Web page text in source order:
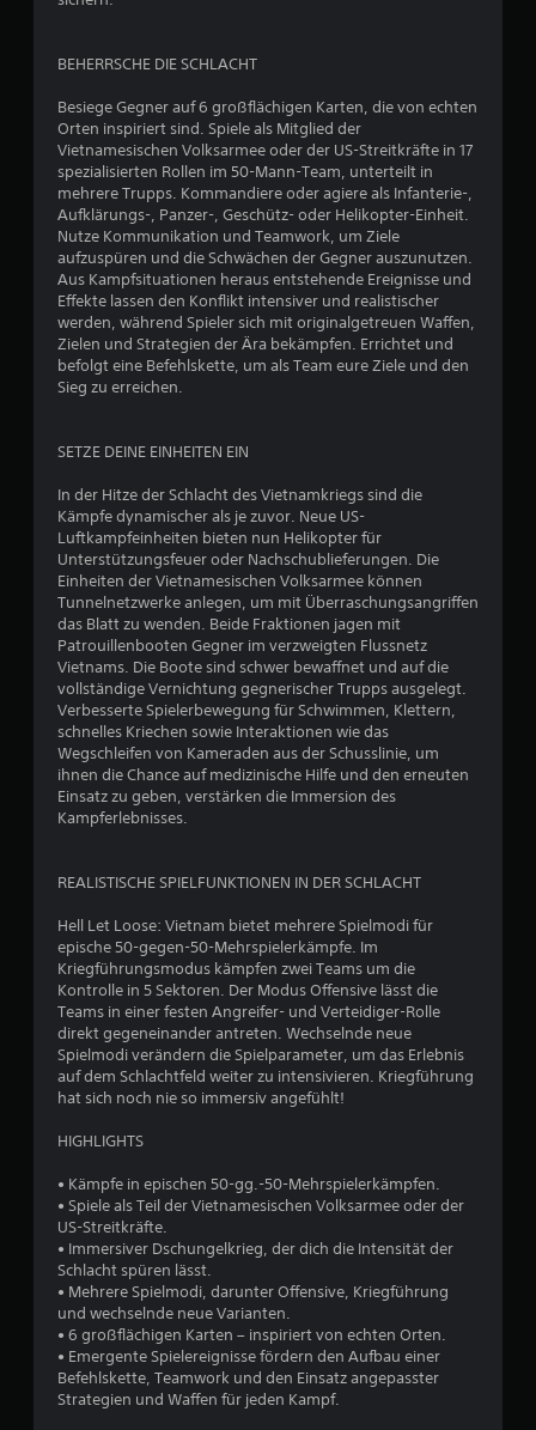
BEHERRSCHE DIE SCHLACHT
Besiege Gegner auf 6 großflächigen Karten, die von echten
Orten inspiriert sind. Spiele als Mitglied der
Vietnamesischen Volksarmee oder der US-Streitkräfte in 17
spezialisierten Rollen im 50-Mann-Team, unterteilt in
mehrere Trupps. Kommandiere oder agiere als Infanterie-,
Aufklärungs-, Panzer-, Geschütz- oder Helikopter-Einheit.
Nutze Kommunikation und Teamwork, um Ziele
aufzuspüren und die Schwächen der Gegner auszunutzen.
Aus Kampfsituationen heraus entstehende Ereignisse und
Effekte lassen den Konflikt intensiver und realistischer
werden, während Spieler sich mit originalgetreuen Waffen,
Zielen und Strategien der Ära bekämpfen. Errichtet und
befolgt eine Befehlskette, um als Team eure Ziele und den
Sieg zu erreichen.
SETZE DEINE EINHEITEN EIN
In der Hitze der Schlacht des Vietnamkriegs sind die
Kämpfe dynamischer als je zuvor. Neue US-
Luftkampfeinheiten bieten nun Helikopter für
Unterstützungsfeuer oder Nachschublieferungen. Die
Einheiten der Vietnamesischen Volksarmee können
Tunnelnetzwerke anlegen, um mit Überraschungsangriffen
das Blatt zu wenden. Beide Fraktionen jagen mit
Patrouillenbooten Gegner im verzweigten Flussnetz
Vietnams. Die Boote sind schwer bewaffnet und auf die
vollständige Vernichtung gegnerischer Trupps ausgelegt.
Verbesserte Spielerbewegung für Schwimmen, Klettern,
schnelles Kriechen sowie Interaktionen wie das
Wegschleifen von Kameraden aus der Schusslinie, um
ihnen die Chance auf medizinische Hilfe und den erneuten
Einsatz zu geben, verstärken die Immersion des
Kampferlebnisses.
REALISTISCHE SPIELFUNKTIONEN IN DER SCHLACHT
Hell Let Loose: Vietnam bietet mehrere Spielmodi für
epische 50-gegen-50-Mehrspielerkämpfe. Im
Kriegführungsmodus kämpfen zwei Teams um die
Kontrolle in 5 Sektoren. Der Modus Offensive lässt die
Teams in einer festen Angreifer- und Verteidiger-Rolle
direkt gegeneinander antreten. Wechselnde neue
Spielmodi verändern die Spielparameter, um das Erlebnis
auf dem Schlachtfeld weiter zu intensivieren. Kriegführung
hat sich noch nie so immersiv angefühlt!
HIGHLIGHTS
• Kämpfe in epischen 50-gg.-50-Mehrspielerkämpfen.
• Spiele als Teil der Vietnamesischen Volksarmee oder der
US-Streitkräfte.
• Immersiver Dschungelkrieg, der dich die Intensität der
Schlacht spüren lässt.
• Mehrere Spielmodi, darunter Offensive, Kriegführung
und wechselnde neue Varianten.
• 6 großflächigen Karten – inspiriert von echten Orten.
• Emergente Spielereignisse fördern den Aufbau einer
Befehlskette, Teamwork und den Einsatz angepasster
Strategien und Waffen für jeden Kampf.